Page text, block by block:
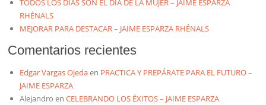
TODOS LOS DÍAS SON EL DÍA DE LA MUJER – JAIME ESPARZA
RHÉNALS
MEJORAR PARA DESTACAR – JAIME ESPARZA RHÉNALS
Comentarios recientes
Edgar Vargas Ojedaen PRACTICA Y PREPÁRATE PARA EL FUTURO –
JAIME ESPARZA
Alejandro enCELEBRANDO LOS ÉXITOS – JAIME ESPARZA